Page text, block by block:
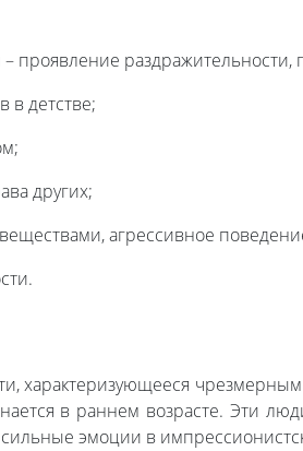
проявление
в детстве;
других;
агрессивное
характеризующееся
в раннем возрасте. Эти
эмоции в